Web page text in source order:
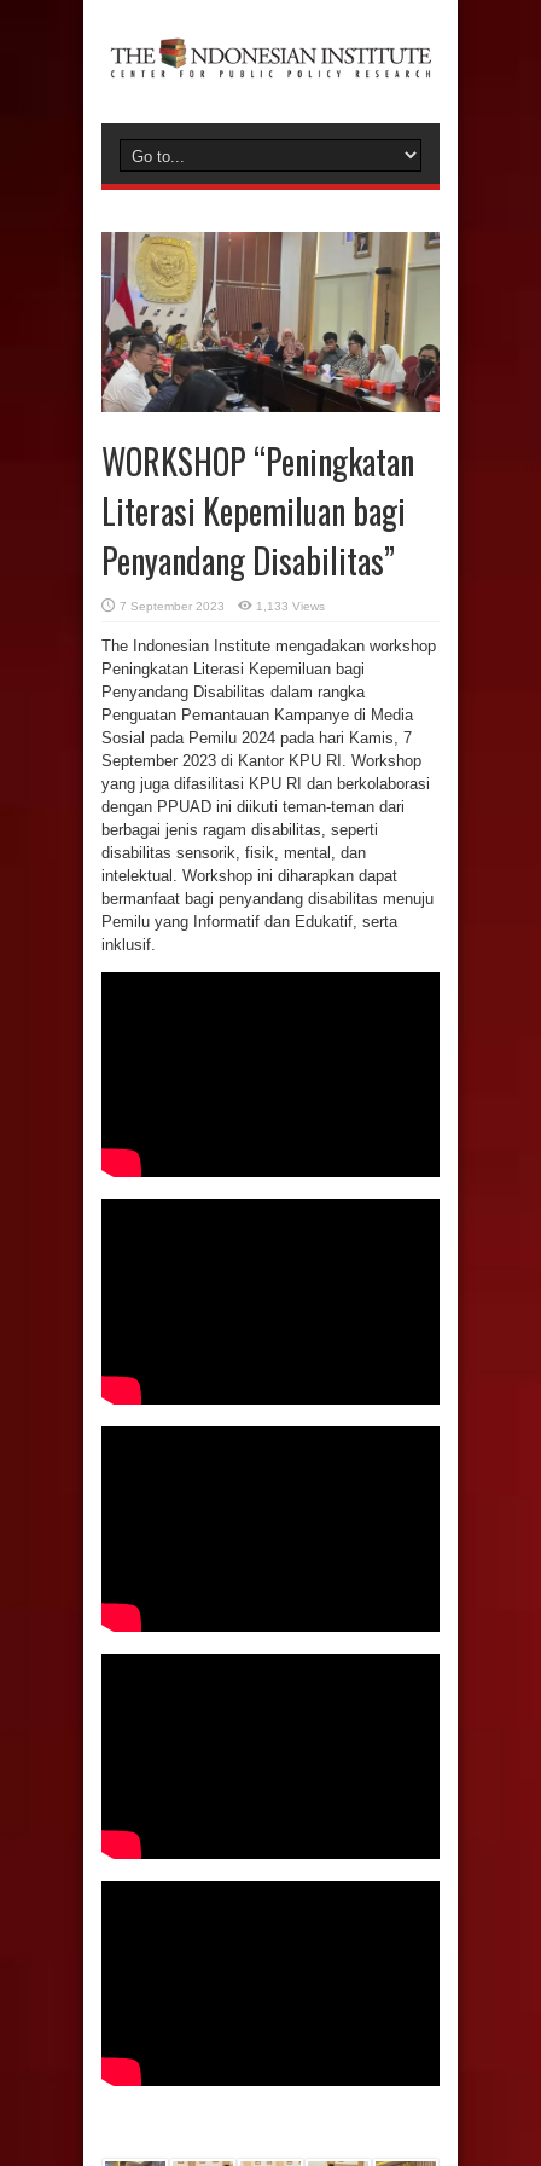
WORKSHOP “Peningkatan
Literasi Kepemiluan bagi
Penyandang Disabilitas”
7 September 2023 1,133 Views
The Indonesian Institute mengadakan workshop
Peningkatan Literasi Kepemiluan bagi
Penyandang Disabilitas dalam rangka
Penguatan Pemantauan Kampanye di Media
Sosial pada Pemilu 2024 pada hari Kamis, 7
September 2023 di Kantor KPU RI. Workshop
yang juga difasilitasi KPU RI dan berkolaborasi
dengan PPUAD ini diikuti teman-teman dari
berbagai jenis ragam disabilitas, seperti
disabilitas sensorik, fisik, mental, dan
intelektual. Workshop ini diharapkan dapat
bermanfaat bagi penyandang disabilitas menuju
Pemilu yang Informatif dan Edukatif, serta
inklusif.